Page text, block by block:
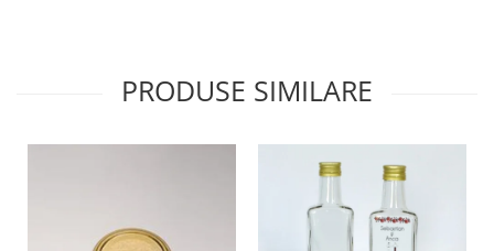
PRODUSE SIMILARE